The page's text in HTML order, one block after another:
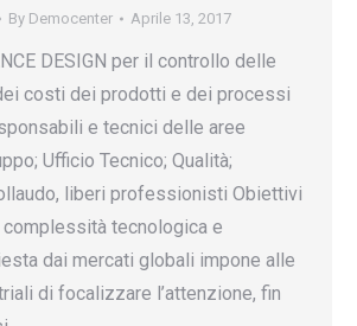
By Democenter Aprile 13, 2017
DESIGN per il controllo delle
costi dei prodotti e dei processi
e tecnici delle aree
Ufficio Tecnico; Qualità;
liberi professionisti Obiettivi
complessità tecnologica e
dai mercati globali impone alle
di focalizzare l’attenzione, fin